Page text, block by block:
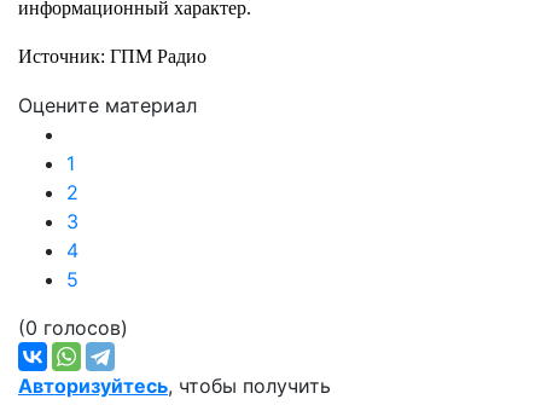
информационный характер.
Источник: ГПМ Радио
Оцените материал
1
2
3
4
5
(0 голосов)
Авторизуйтесь, чтобы получить